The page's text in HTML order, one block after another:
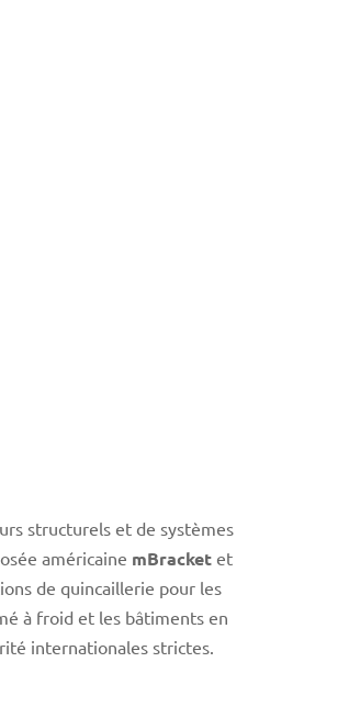
structurels et de systèmes
américaine mBracketet
de quincaillerie pour les
à froid et les bâtiments en
internationales strictes.